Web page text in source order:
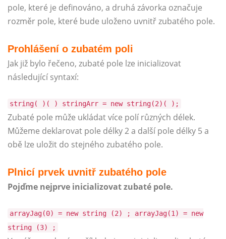
pole, které je definováno, a druhá závorka označuje
rozměr pole, které bude uloženo uvnitř zubatého pole.
Prohlášení o zubatém poli
Jak již bylo řečeno, zubaté pole lze inicializovat
následující syntaxí:
string( )( ) stringArr = new string(2)( );
Zubaté pole může ukládat více polí různých délek.
Můžeme deklarovat pole délky 2 a další pole délky 5 a
obě lze uložit do stejného zubatého pole.
Plnicí prvek uvnitř zubatého pole
Pojďme nejprve inicializovat zubaté pole.
arrayJag(0) = new string (2) ; arrayJag(1) = new
string (3) ;